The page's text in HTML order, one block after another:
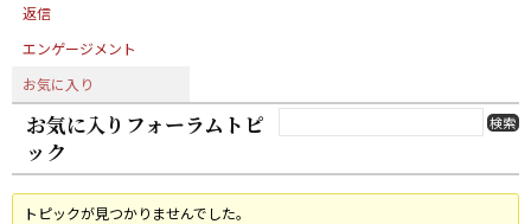
返信
エンゲージメント
お気に入り
お気に入りフォーラムトピ
ック
トピックが見つかりませんでした。